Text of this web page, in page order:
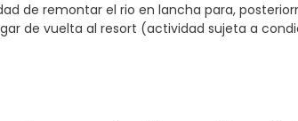
de remontar el rio en lancha para,
de vuelta al resort (actividad sujeta a